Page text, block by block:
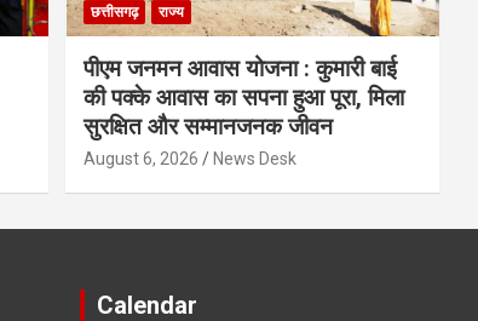
छत्तीसगढ़ राज्य
पीएम जनमन आवास योजना : कुमारी बाई
की पक्के आवास का सपना हुआ पूरा, मिला
सुरक्षित और सम्मानजनक जीवन
August 6, 2026 News Desk
Calendar